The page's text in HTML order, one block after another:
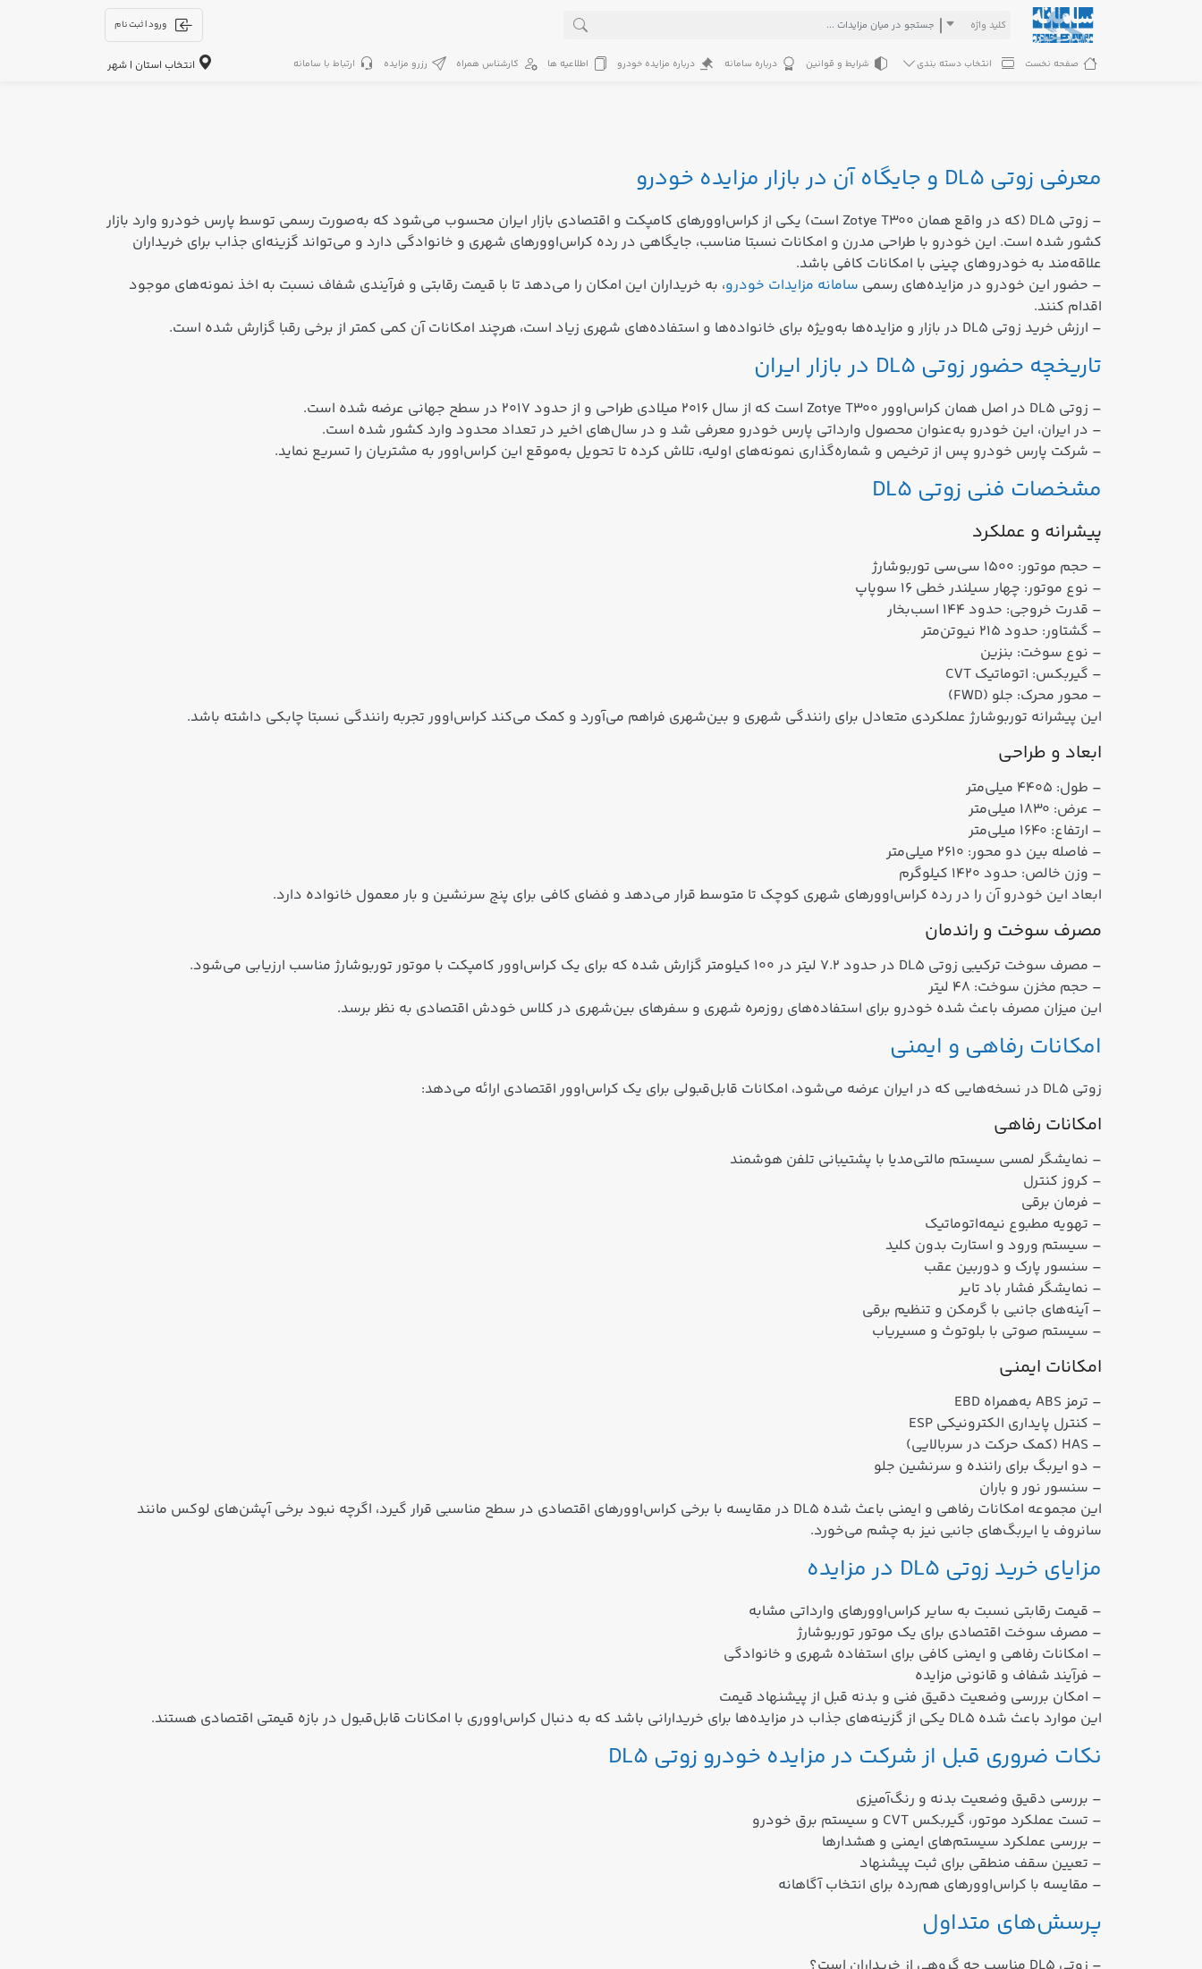
کلید واژه ورود | ثبت نام
صفحه نخست انتخاب دسته بندی شرایط و قوانین درباره سامانه درباره مزایده خودرو اطلاعیه ها کارشناس همراه رزرو مزایده ارتباط با سامانه انتخاب استان | شهر
معرفی زوتی DL5 و جایگاه آن در بازار مزایده خودرو
– زوتی DL5 (که در واقع همان Zotye T300 است) یکی از کراس‌اوورهای کامپکت و اقتصادی بازار ایران محسوب می‌شود که به‌صورت رسمی توسط پارس خودرو وارد بازار
کشور شده است. این خودرو با طراحی مدرن و امکانات نسبتا مناسب، جایگاهی در رده کراس‌اوورهای شهری و خانوادگی دارد و می‌تواند گزینه‌ای جذاب برای خریداران
علاقه‌مند به خودروهای چینی با امکانات کافی باشد.
– حضور این خودرو در مزایده‌های رسمی سامانه مزایدات خودرو، به خریداران این امکان را می‌دهد تا با قیمت رقابتی و فرآیندی شفاف نسبت به اخذ نمونه‌های موجود
اقدام کنند.
– ارزش خرید زوتی DL5 در بازار و مزایده‌ها به‌ویژه برای خانواده‌ها و استفاده‌های شهری زیاد است، هرچند امکانات آن کمی کمتر از برخی رقبا گزارش شده است.
تاریخچه حضور زوتی DL5 در بازار ایران
– زوتی DL5 در اصل همان کراس‌اوور Zotye T300 است که از سال ۲۰۱۶ میلادی طراحی و از حدود ۲۰۱۷ در سطح جهانی عرضه شده است.
– در ایران، این خودرو به‌عنوان محصول وارداتی پارس خودرو معرفی شد و در سال‌های اخیر در تعداد محدود وارد کشور شده است.
– شرکت پارس خودرو پس از ترخیص و شماره‌گذاری نمونه‌های اولیه، تلاش کرده تا تحویل به‌موقع این کراس‌اوور به مشتریان را تسریع نماید.
مشخصات فنی زوتی DL5
پیشرانه و عملکرد
– حجم موتور: ۱۵۰۰ سی‌سی توربوشارژ
– نوع موتور: چهار سیلندر خطی ۱۶ سوپاپ
– قدرت خروجی: حدود ۱۴۴ اسب‌بخار
– گشتاور: حدود ۲۱۵ نیوتن‌متر
– نوع سوخت: بنزین
– گیربکس: اتوماتیک CVT
– محور محرک: جلو (FWD)
این پیشرانه توربوشارژ عملکردی متعادل برای رانندگی شهری و بین‌شهری فراهم می‌آورد و کمک می‌کند کراس‌اوور تجربه رانندگی نسبتا چابکی داشته باشد.
ابعاد و طراحی
– طول: ۴۴۰۵ میلی‌متر
– عرض: ۱۸۳۰ میلی‌متر
– ارتفاع: ۱۶۴۰ میلی‌متر
– فاصله بین دو محور: ۲۶۱۰ میلی‌متر
– وزن خالص: حدود ۱۴۲۰ کیلوگرم
ابعاد این خودرو آن را در رده کراس‌اوورهای شهری کوچک تا متوسط قرار می‌دهد و فضای کافی برای پنج سرنشین و بار معمول خانواده دارد.
مصرف سوخت و راندمان
– مصرف سوخت ترکیبی زوتی DL5 در حدود ۷.۲ لیتر در ۱۰۰ کیلومتر گزارش شده که برای یک کراس‌اوور کامپکت با موتور توربوشارژ مناسب ارزیابی می‌شود.
– حجم مخزن سوخت: ۴۸ لیتر
این میزان مصرف باعث شده خودرو برای استفاده‌های روزمره شهری و سفرهای بین‌شهری در کلاس خودش اقتصادی به نظر برسد.
امکانات رفاهی و ایمنی
زوتی DL5 در نسخه‌هایی که در ایران عرضه می‌شود، امکانات قابل‌قبولی برای یک کراس‌اوور اقتصادی ارائه می‌دهد:
امکانات رفاهی
– نمایشگر لمسی سیستم مالتی‌مدیا با پشتیبانی تلفن هوشمند
– کروز کنترل
– فرمان برقی
– تهویه مطبوع نیمه‌اتوماتیک
– سیستم ورود و استارت بدون کلید
– سنسور پارک و دوربین عقب
– نمایشگر فشار باد تایر
– آینه‌های جانبی با گرمکن و تنظیم برقی
– سیستم صوتی با بلوتوث و مسیریاب
امکانات ایمنی
– ترمز ABS به‌همراه EBD
– کنترل پایداری الکترونیکی ESP
– HAS (کمک حرکت در سربالایی)
– دو ایربگ برای راننده و سرنشین جلو
– سنسور نور و باران
این مجموعه امکانات رفاهی و ایمنی باعث شده DL5 در مقایسه با برخی کراس‌اوورهای اقتصادی در سطح مناسبی قرار گیرد، اگرچه نبود برخی آپشن‌های لوکس مانند
سانروف یا ایربگ‌های جانبی نیز به چشم می‌خورد.
مزایای خرید زوتی DL5 در مزایده
– قیمت رقابتی نسبت به سایر کراس‌اوورهای وارداتی مشابه
– مصرف سوخت اقتصادی برای یک موتور توربوشارژ
– امکانات رفاهی و ایمنی کافی برای استفاده شهری و خانوادگی
– فرآیند شفاف و قانونی مزایده
– امکان بررسی وضعیت دقیق فنی و بدنه قبل از پیشنهاد قیمت
این موارد باعث شده DL5 یکی از گزینه‌های جذاب در مزایده‌ها برای خریدارانی باشد که به دنبال کراس‌اووری با امکانات قابل‌قبول در بازه قیمتی اقتصادی هستند.
نکات ضروری قبل از شرکت در مزایده خودرو زوتی DL5
– بررسی دقیق وضعیت بدنه و رنگ‌آمیزی
– تست عملکرد موتور، گیربکس CVT و سیستم برق خودرو
– بررسی عملکرد سیستم‌های ایمنی و هشدارها
– تعیین سقف منطقی برای ثبت پیشنهاد
– مقایسه با کراس‌اوورهای هم‌رده برای انتخاب آگاهانه
پرسش‌های متداول